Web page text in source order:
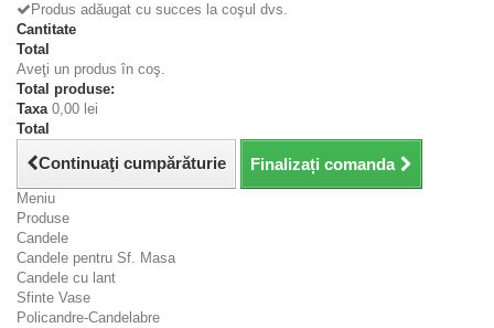
Produs adăugat cu succes la coşul dvs.
Cantitate
Total
Aveţi un produs în coş.
Total produse:
Taxa 0,00 lei
Total
Continuaţi cumpărăturie Finalizați comanda
Meniu
Produse
Candele
Candele pentru Sf. Masa
Candele cu lant
Sfinte Vase
Policandre-Candelabre